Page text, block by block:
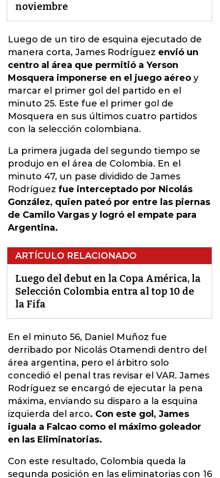
noviembre
Luego de un tiro de esquina ejecutado de
manera corta, James Rodríguez envió un
centro al área que permitió a Yerson
Mosquera imponerse en el juego aéreo y
marcar el primer gol del partido en el
minuto 25. Este fue el primer gol de
Mosquera en sus últimos cuatro partidos
con la selección colombiana.
La primera jugada del segundo tiempo se
produjo en el área de Colombia. En el
minuto 47, un pase dividido de James
Rodríguez fue interceptado por Nicolás
González, quien pateó por entre las piernas
de Camilo Vargas y logró el empate para
Argentina.
ARTÍCULO RELACIONADO
Luego del debut en la Copa América, la
Selección Colombia entra al top 10 de
la Fifa
En el minuto 56, Daniel Muñoz fue
derribado por Nicolás Otamendi dentro del
área argentina, pero el árbitro solo
concedió el penal tras revisar el VAR. James
Rodríguez se encargó de ejecutar la pena
máxima, enviando su disparo a la esquina
izquierda del arco. Con este gol, James
iguala a Falcao como el máximo goleador
en las Eliminatorias.
Con este resultado, Colombia queda la
segunda posición en las eliminatorias con 16